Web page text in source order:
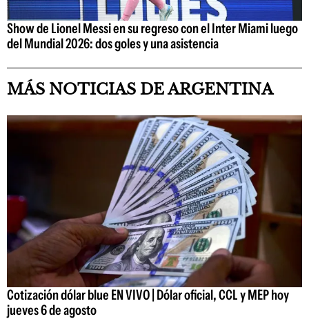
Show de Lionel Messi en su regreso con el Inter Miami luego
del Mundial 2026: dos goles y una asistencia
MÁS NOTICIAS DE ARGENTINA
Cotización dólar blue EN VIVO | Dólar oficial, CCL y MEP hoy
jueves 6 de agosto